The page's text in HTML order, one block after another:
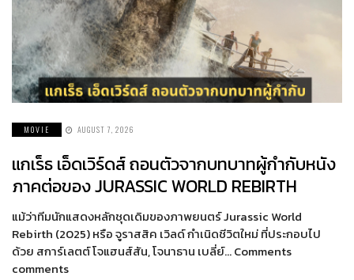
MOVIE AUGUST 7, 2026
แกเร็ธ เอ็ดเวิร์ดส์ ถอนตัวจากบทบาทผู้กำกับหนัง
ภาคต่อของ JURASSIC WORLD REBIRTH
แม้ว่าทีมนักแสดงหลักชุดเดิมของภาพยนตร์ Jurassic World
Rebirth (2025) หรือ จูราสสิค เวิลด์ กำเนิดชีวิตใหม่ ที่ประกอบไป
ด้วย สการ์เลตต์ โจแฮนส์สัน, โจนาธาน เบลี่ย์… Comments
comments